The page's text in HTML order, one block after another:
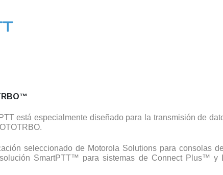
está especialmente diseñado para la transmisión de
seleccionado de Motorola Solutions para consolas
SmartPTT™ para sistemas de Connect Plus™